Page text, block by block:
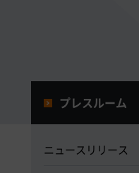
プレスルーム
ニュースリリース